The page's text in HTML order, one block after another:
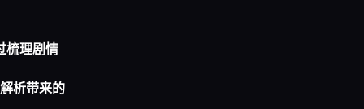
梳理剧情
析带来的